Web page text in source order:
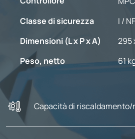
Classe di sicurezza
I /
Dimensioni (L x P x A)
295
Peso, netto
61
Capacità di